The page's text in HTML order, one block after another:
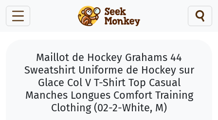
Maillot de Hockey Grahams 44
Sweatshirt Uniforme de Hockey sur
Glace Col V T-Shirt Top Casual
Manches Longues Comfort Training
Clothing (02-2-White, M)